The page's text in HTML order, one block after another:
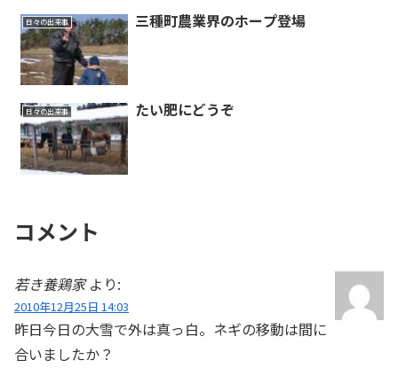
日々の出来事 三種町農業界のホープ登場
日々の出来事 たい肥にどうぞ
コメント
若き養鶏家 より:
2010年12月25日 14:03
昨日今日の大雪で外は真っ白。ネギの移動は間に
合いましたか？